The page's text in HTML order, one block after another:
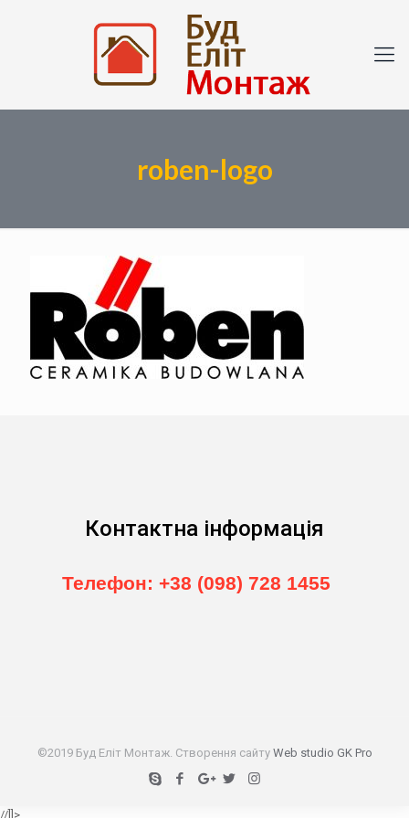
roben-logo
Контактна інформація
Телефон: +38 (098) 728 1455
©2019 Буд Еліт Монтаж. Створення сайту Web studio GK Pro
//]]>